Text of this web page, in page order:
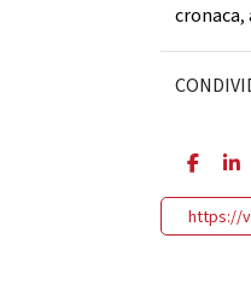
cronaca,
https://